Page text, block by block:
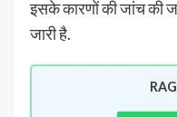
इसके कारणों की जांच की
जारी है.